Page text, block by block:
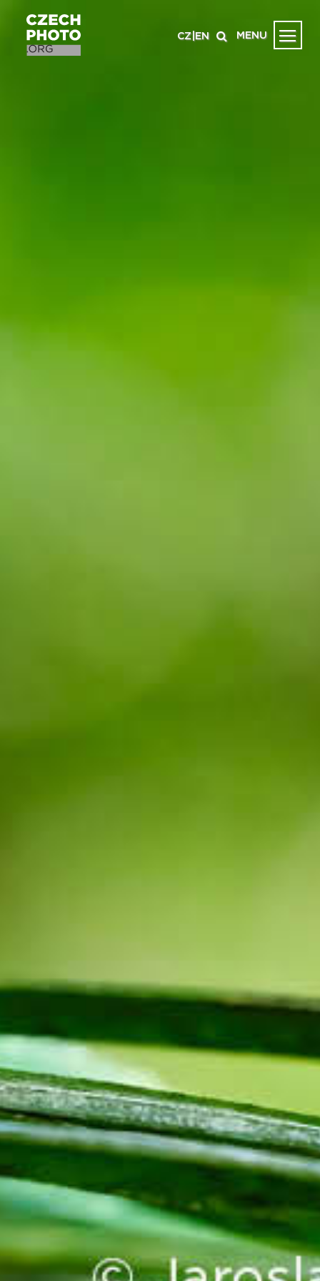
CZ| EN MENU